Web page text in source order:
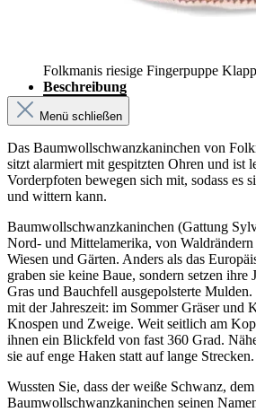
Folkmanis riesige Fingerpuppe
Beschreibung
Menü schließen
Das Baumwollschwanzkaninchen von
sitzt alarmiert mit gespitzten Ohren und ist
Vorderpfoten bewegen sich mit, sodass es
und wittern kann.
Baumwollschwanzkaninchen (Gattung
Nord- und Mittelamerika, von
Wiesen und Gärten. Anders als das
graben sie keine Baue, sondern setzen ihre
Gras und Bauchfell ausgepolsterte
mit der Jahreszeit: im Sommer Gräser und
Knospen und Zweige. Weit seitlich am
ihnen ein Blickfeld von fast 360 Grad.
sie auf enge Haken statt auf lange Strecken.
Wussten Sie, dass der weiße Schwanz, dem
Baumwollschwanzkaninchen seinen